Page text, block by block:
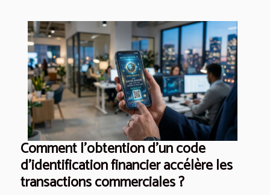
Comment l'obtention d'un code
d'identification financier accélère les
transactions commerciales ?